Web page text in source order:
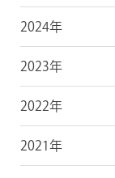
2024年
2023年
2022年
2021年